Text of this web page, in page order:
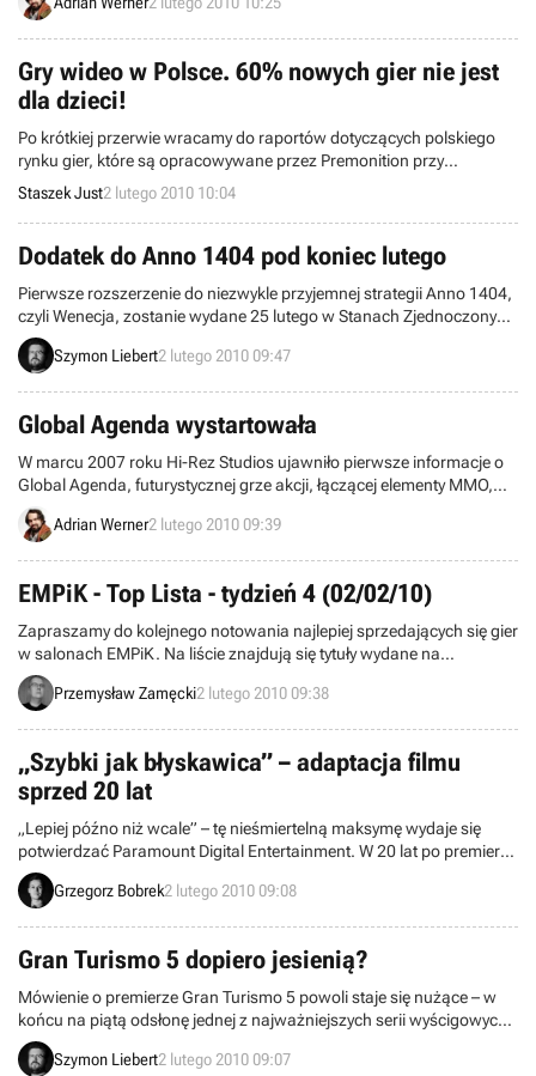
wcieleniu legendarnej serii autorstwa Sida Meiera. Teraz
Gry wideo w Polsce. 60% nowych gier nie jest
dla dzieci!
Po krótkiej przerwie wracamy do raportów dotyczących polskiego
rynku gier, które są opracowywane przez Premonition przy
współpracy z GRY-OnLine.pl. W styczniu mówiliśmy o ilości gier na
platformy, rosnących cenach oraz rolach, jakie pełnią w Polsce
poszczególni dystrybutorzy. Dziś zaczniemy od klasyfikacji
wiekowych.
Staszek Just2 lutego 2010 10:04
Dodatek do Anno 1404 pod koniec lutego
Pierwsze rozszerzenie do niezwykle przyjemnej strategii Anno 1404,
czyli Wenecja, zostanie wydane 25 lutego w Stanach Zjednoczonych
i najprawdopodobniej w podobnym terminie w Europie (według
sklepów internetowych z grami). Dodatek powinien być u nas
Szymon Liebert2 lutego 2010 09:47
Global Agenda wystartowała
W marcu 2007 roku Hi-Rez Studios ujawniło pierwsze informacje o
Global Agenda, futurystycznej grze akcji, łączącej elementy MMO,
cRPG oraz taktycznych strzelanek. Po prawie trzech latach
oczekiwania tytuł ten wreszcie zadebiutował na rynku.
Adrian Werner2 lutego 2010 09:39
EMPiK - Top Lista - tydzień 4 (02/02/10)
Zapraszamy do kolejnego notowania najlepiej sprzedających się gier
w salonach EMPiK. Na liście znajdują się tytuły wydane na
komputery osobiste oraz konsole PS2, PSP, PS3 i Xbox 360. Dane
pochodzą z okresu pomiędzy 25 a 31 stycznia 2010 i zostały
Przemysław Zamęcki2 lutego 2010 09:38
„Szybki jak błyskawica” – adaptacja filmu
sprzed 20 lat
„Lepiej późno niż wcale” – tę nieśmiertelną maksymę wydaje się
potwierdzać Paramount Digital Entertainment. W 20 lat po premierze
filmu Days of Thunder (w polskim tłumaczeniu – „Szybki jak
błyskawica”) wydawca zapowiedział przeniesienie tytułu do świata
Grzegorz Bobrek2 lutego 2010 09:08
Gran Turismo 5 dopiero jesienią?
Mówienie o premierze Gran Turismo 5 powoli staje się nużące – w
końcu na piątą odsłonę jednej z najważniejszych serii wyścigowych
na rynku czekamy już od wielu miesięcy. Wygląda niestety na to, że
gra zostanie wydana dopiero w drugiej połowie tego roku, o czym w
Szymon Liebert2 lutego 2010 09:07